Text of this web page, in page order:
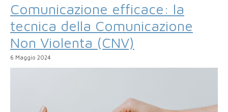
Comunicazione efficace: la
tecnica della Comunicazione
Non Violenta (CNV)
6 Maggio 2024